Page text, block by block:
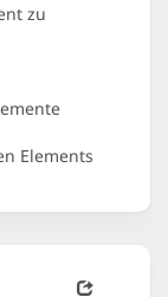
zu
Elements